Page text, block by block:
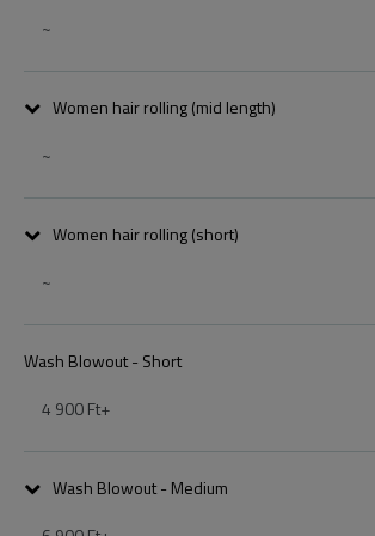
~
Women hair rolling (mid length)
~
Women hair rolling (short)
~
Wash Blowout - Short
4 900 Ft+
Wash Blowout - Medium